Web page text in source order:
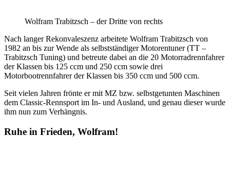
Wolfram Trabitzsch – der Dritte von rechts
Nach langer Rekonvaleszenz arbeitete Wolfram Trabitzsch von
1982 an bis zur Wende als selbstständiger Motorentuner (TT –
Trabitzsch Tuning) und betreute dabei an die 20 Motorradrennfahrer
der Klassen bis 125 ccm und 250 ccm sowie drei
Motorbootrennfahrer der Klassen bis 350 ccm und 500 ccm.
Seit vielen Jahren frönte er mit MZ bzw. selbstgetunten Maschinen
dem Classic-Rennsport im In- und Ausland, und genau dieser wurde
ihm nun zum Verhängnis.
Ruhe in Frieden, Wolfram!